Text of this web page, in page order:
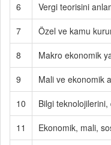
6
Vergi teorisini
7
Özel ve kamu
8
Makro ekonomik
9
Mali ve ekonomik
10
Bilgi teknolojilerini,
11
Ekonomik, mali,